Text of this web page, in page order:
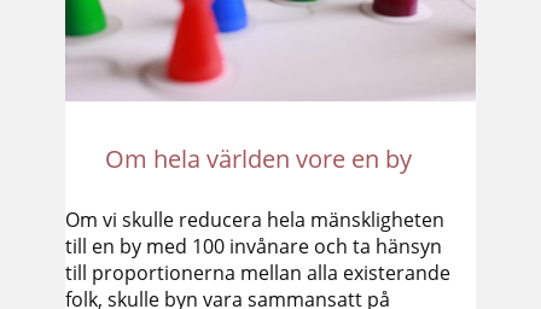
Om hela världen vore en by
Om vi skulle reducera hela mänskligheten
till en by med 100 invånare och ta hänsyn
till proportionerna mellan alla existerande
folk, skulle byn vara sammansatt på